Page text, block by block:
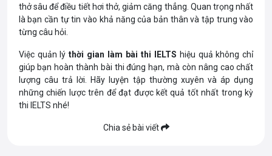
thở sâu để điều tiết hơi thở, giảm căng thẳng. Quan trọng nhất
là bạn cần tự tin vào khả năng của bản thân và tập trung vào
từng câu hỏi.
Việc quản lýthời gian làm bài thi IELTS hiệu quả không chỉ
giúp bạn hoàn thành bài thi đúng hạn, mà còn nâng cao chất
lượng câu trả lời. Hãy luyện tập thường xuyên và áp dụng
những chiến lược trên để đạt được kết quả tốt nhất trong kỳ
thi IELTS nhé!
Chia sẻ bài viết